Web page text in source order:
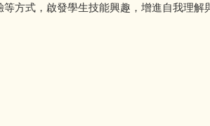
方式，啟發學生技能興趣，增進自我理解